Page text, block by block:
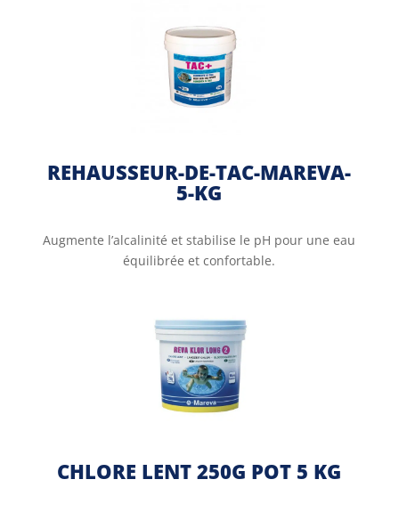
REHAUSSEUR-DE-TAC-MAREVA-
5-KG
Augmente l’alcalinité et stabilise le pH pour une eau
équilibrée et confortable.
CHLORE LENT 250G POT 5 KG